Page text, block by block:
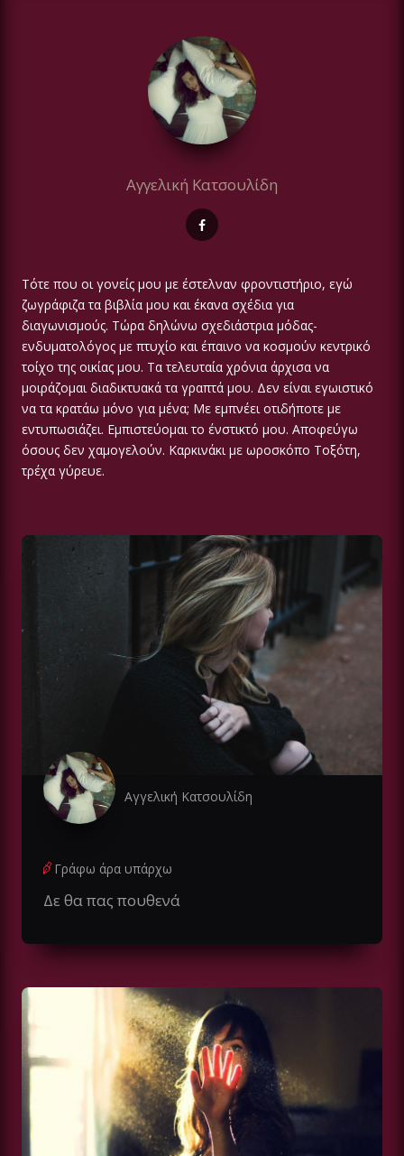
Αγγελική Κατσουλίδη
Τότε που οι γονείς μου με έστελναν φροντιστήριο, εγώ
ζωγράφιζα τα βιβλία μου και έκανα σχέδια για
διαγωνισμούς. Τώρα δηλώνω σχεδιάστρια μόδας-
ενδυματολόγος με πτυχίο και έπαινο να κοσμούν κεντρικό
τοίχο της οικίας μου. Τα τελευταία χρόνια άρχισα να
μοιράζομαι διαδικτυακά τα γραπτά μου. Δεν είναι εγωιστικό
να τα κρατάω μόνο για μένα; Με εμπνέει οτιδήποτε με
εντυπωσιάζει. Εμπιστεύομαι το ένστικτό μου. Αποφεύγω
όσους δεν χαμογελούν. Καρκινάκι με ωροσκόπο Τοξότη,
τρέχα γύρευε.
Αγγελική Κατσουλίδη
Γράφω άρα υπάρχω
Δε θα πας πουθενά